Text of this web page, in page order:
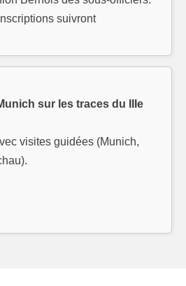
suivront
sur les traces du IIIe
visites guidées (Munich,